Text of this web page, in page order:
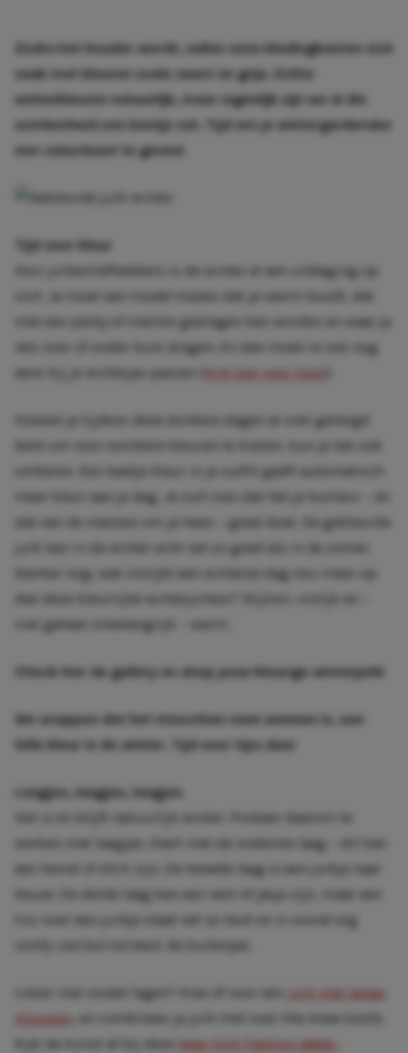
Zodra het kouder wordt, vullen onze kledingkasten zich
vaak met kleuren zoals
zwart engrijs
. Echte
winterkleuren natuurlijk, maar eigenlijk zijn we al die
somberheid een beetje zat. Tijd om je wintergarderobe
een
colourboost te geven!
Tijd voor kleur
Voor jurkenliefhebbers is de winter al een uitdaging op
zich. Je moet een model kiezen dat je warm houdt, dat
met een panty of maillot gedragen kan worden en waar je
iets over of onder kunt dragen. En dan moet-ie ook nog
eens bij je winterjas passen (
kijk hier voor tips!
Hoewel je tijdens deze donkere dagen al snel geneigd
bent om voor sombere kleuren te kiezen, kun je het ook
omkeren. Een beetje kleur in je outfit geeft automatisch
meer kleur aan je dag. Je zult zien dat het je humeur – én
dat van de mensen om je heen – goed doet. De gekleurde
jurk kan in de winter echt net zo goed als in de zomer.
Sterker nog: wat vrolijkt een winterse dag nou meer op
dan deze kleurrijke winterjurken? Stijlvol, vrolijk en –
niet geheel onbelangrijk – warm.
Check hier de gallery en shop jouw kleurige winterjurk
We snappen dat het misschien even wennen is, een
felle kleur in de winter. Tijd voor tips dus!
Laagjes, laagjes, laagjes
Het is en blijft natuurlijk winter. Probeer daarom te
werken met laagjes. Start met de onderste laag – dit kan
een hemd of shirt zijn. De tweede laag is een jurkje naar
keuze. De derde laag kan een vest of jasje zijn, maar een
trui over een jurkje staat net zo leuk en is vooral erg
Last but not least : de buitenjas.
Liever niet zoveel lagen? Kies óf voor een
jurk met lange
mouwen
, en combineer je jurk met over-the-knee boots.
New York Fashion Week-